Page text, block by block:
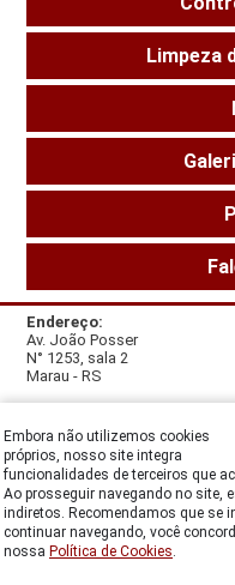
Embora não utilizemos cookies
próprios, nosso site integra
funcionalidades de terceiros que
Ao prosseguir navegando no site,
indiretos. Recomendamos que se
continuar navegando, você
nossa Política de Cookies.
Limpeza
Endereço:
Av. João Posser
N° 1253, sala 2
Marau - RS